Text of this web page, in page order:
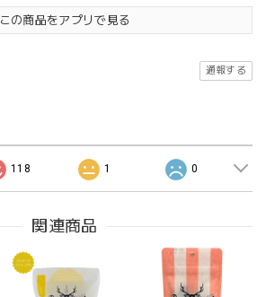
この商品をアプリで見る
通報する
118 1 0
関連商品